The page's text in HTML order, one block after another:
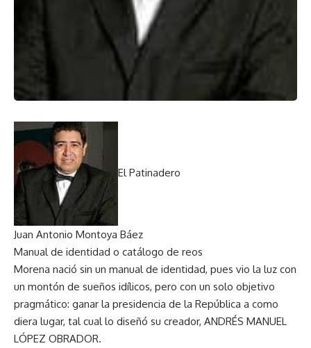
El Patinadero
Juan Antonio Montoya Báez
Manual de identidad o catálogo de reos
Morena nació sin un manual de identidad, pues vio la luz con
un montón de sueños idílicos, pero con un solo objetivo
pragmático: ganar la presidencia de la República a como
diera lugar, tal cual lo diseñó su creador, ANDRÉS MANUEL
LÓPEZ OBRADOR.